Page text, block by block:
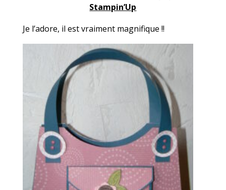
Stampin’Up
Je l’adore, il est vraiment magnifique !!